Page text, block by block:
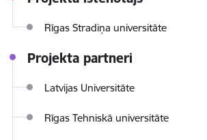
Rīgas Stradiņa universitāte
Projekta partneri
Latvijas Universitāte
Rīgas Tehniskā universitāte